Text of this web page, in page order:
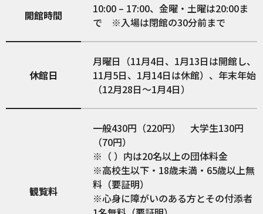
開館時間
10:00 – 17:00、金曜・土曜は20:00ま
で ※入場は閉館の30分前まで
休館日
月曜日（11月4日、1月13日は開館し、
11月5日、1月14日は休館）、年末年始
（12月28日～1月4日）
観覧料
一般430円（220円） 大学生130円
（70円）
※（ ）内は20名以上の団体料金
※高校生以下・18歳未満・65歳以上無
料（要証明）
※心身に障がいのある方とその付添者